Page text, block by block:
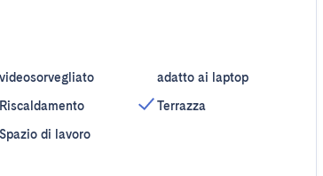
videosorvegliato
Riscaldamento
Spazio di lavoro
adatto ai laptop
Terrazza